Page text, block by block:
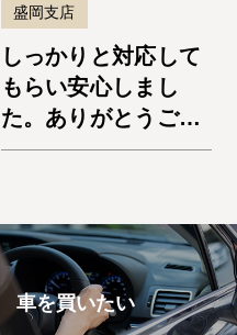
盛岡支店
しっかりと対応して
もらい安心しまし
た。ありがとうござ
いました。アルファ
車を買いたい